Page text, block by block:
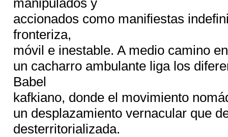
manipulados y
accionados como manifiestas
fronteriza,
móvil e inestable. A medio camino
un cacharro ambulante liga los
Babel
kafkiano, donde el movimiento
un desplazamiento vernacular que
desterritorializada.